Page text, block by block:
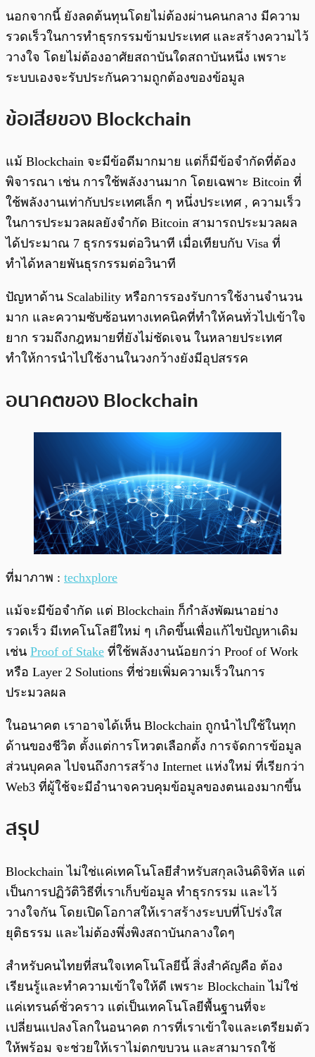
นอกจากนี้ ยังลดต้นทุนโดยไม่ต้องผ่านคนกลาง มีความ
รวดเร็วในการทำธุรกรรมข้ามประเทศ และสร้างความไว้
วางใจ โดยไม่ต้องอาศัยสถาบันใดสถาบันหนึ่ง เพราะ
ระบบเองจะรับประกันความถูกต้องของข้อมูล
ข้อเสียของ Blockchain
แม้ Blockchain จะมีข้อดีมากมาย แต่ก็มีข้อจำกัดที่ต้อง
พิจารณา เช่น การใช้พลังงานมาก โดยเฉพาะ Bitcoin ที่
ใช้พลังงานเท่ากับประเทศเล็ก ๆ หนึ่งประเทศ , ความเร็ว
ในการประมวลผลยังจำกัด Bitcoin สามารถประมวลผล
ได้ประมาณ 7 ธุรกรรมต่อวินาที เมื่อเทียบกับ Visa ที่
ทำได้หลายพันธุรกรรมต่อวินาที
ปัญหาด้าน Scalability หรือการรองรับการใช้งานจำนวน
มาก และความซับซ้อนทางเทคนิคที่ทำให้คนทั่วไปเข้าใจ
ยาก รวมถึงกฎหมายที่ยังไม่ชัดเจน ในหลายประเทศ
ทำให้การนำไปใช้งานในวงกว้างยังมีอุปสรรค
อนาคตของ Blockchain
ที่มาภาพ : techxplore
แม้จะมีข้อจำกัด แต่ Blockchain ก็กำลังพัฒนาอย่าง
รวดเร็ว มีเทคโนโลยีใหม่ ๆ เกิดขึ้นเพื่อแก้ไขปัญหาเดิม
เช่น Proof of Stake ที่ใช้พลังงานน้อยกว่า Proof of Work
หรือ Layer 2 Solutions ที่ช่วยเพิ่มความเร็วในการ
ประมวลผล
ในอนาคต เราอาจได้เห็น Blockchain ถูกนำไปใช้ในทุก
ด้านของชีวิต ตั้งแต่การโหวตเลือกตั้ง การจัดการข้อมูล
ส่วนบุคคล ไปจนถึงการสร้าง Internet แห่งใหม่ ที่เรียกว่า
Web3 ที่ผู้ใช้จะมีอำนาจควบคุมข้อมูลของตนเองมากขึ้น
สรุป
Blockchain ไม่ใช่แค่เทคโนโลยีสำหรับสกุลเงินดิจิทัล แต่
เป็นการปฏิวัติวิธีที่เราเก็บข้อมูล ทำธุรกรรม และไว้
วางใจกัน โดยเปิดโอกาสให้เราสร้างระบบที่โปร่งใส
ยุติธรรม และไม่ต้องพึ่งพิงสถาบันกลางใดๆ
สำหรับคนไทยที่สนใจเทคโนโลยีนี้ สิ่งสำคัญคือ ต้อง
เรียนรู้และทำความเข้าใจให้ดี เพราะ Blockchain ไม่ใช่
แค่เทรนด์ชั่วคราว แต่เป็นเทคโนโลยีพื้นฐานที่จะ
เปลี่ยนแปลงโลกในอนาคต การที่เราเข้าใจและเตรียมตัว
ให้พร้อม จะช่วยให้เราไม่ตกขบวน และสามารถใช้